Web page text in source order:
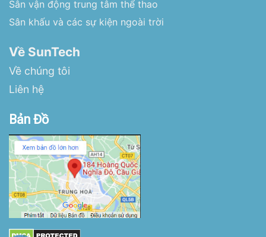
Sân vận động trung tâm thể thao
Sân khấu và các sự kiện ngoài trời
Về SunTech
Về chúng tôi
Liên hệ
Bản Đồ